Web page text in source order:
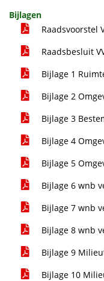
Bijlagen
Raadsvoorstel
Raadsbesluit
Bijlage 1
Bijlage 2
Bijlage 3
Bijlage 4
Bijlage 5
Bijlage 6 wnb
Bijlage 7 wnb
Bijlage 8 wnb
Bijlage 9
Bijlage 10